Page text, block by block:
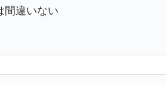
間違いない